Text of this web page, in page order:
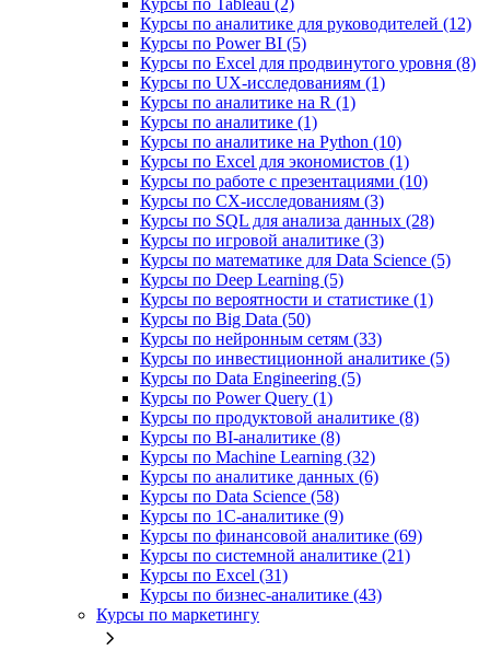
Курсы по Tableau (2)
Курсы по аналитике для руководителей (12)
Курсы по Power BI (5)
Курсы по Excel для продвинутого уровня (8)
Курсы по UX‑исследованиям (1)
Курсы по аналитике на R (1)
Курсы по аналитике (1)
Курсы по аналитике на Python (10)
Курсы по Excel для экономистов (1)
Курсы по работе с презентациями (10)
Курсы по CX-исследованиям (3)
Курсы по SQL для анализа данных (28)
Курсы по игровой аналитике (3)
Курсы по математике для Data Science (5)
Курсы по Deep Learning (5)
Курсы по вероятности и статистике (1)
Курсы по Big Data (50)
Курсы по нейронным сетям (33)
Курсы по инвестиционной аналитике (5)
Курсы по Data Engineering (5)
Курсы по Power Query (1)
Курсы по продуктовой аналитике (8)
Курсы по BI‑аналитике (8)
Курсы по Machine Learning (32)
Курсы по аналитике данных (6)
Курсы по Data Science (58)
Курсы по 1С‑аналитике (9)
Курсы по финансовой аналитике (69)
Курсы по системной аналитике (21)
Курсы по Excel (31)
Курсы по бизнес‑аналитике (43)
Курсы по маркетингу